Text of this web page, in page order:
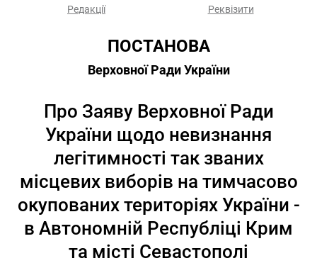
Редакції Реквізити
ПОСТАНОВА
Верховної Ради України
Про Заяву Верховної Ради
України щодо невизнання
легітимності так званих
місцевих виборів на тимчасово
окупованих територіях України -
в Автономній Республіці Крим
та місті Севастополі